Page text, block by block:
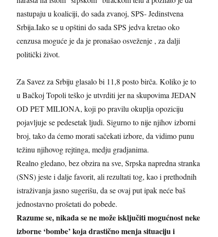
nastupaju u koaliciji, do sada zvanoj, SPS- Jedinstvena
Srbija.Iako se u opštini do sada SPS jedva kretao oko
cenzusa moguće je da je pronašao osveženje , za dalji
politički život.
Za Savez za Srbiju glasalo bi 11,8 posto birča. Koliko je to
u Bačkoj Topoli teško je utvrditi jer na skupovima JEDAN
OD PET MILIONA, koji po pravilu okuplja opoziciju
pojavljuje se pedesetak ljudi. Sigurno to nije njihov izborni
broj, tako da ćemo morati sačekati izbore, da vidimo punu
težinu njihovog rejtinga, medju gradjanima.
Realno gledano, bez obzira na sve, Srpska napredna stranka
(SNS) jeste i dalje favorit, ali rezultati tog, kao i prethodnih
istraživanja jasno sugerišu, da se ovaj put ipak neće baš
jednostavno prošetati do pobede.
Razume se, nikada se ne može isključiti mogućnost neke
izborne ‘bombe’ koja drastično menja situaciju i